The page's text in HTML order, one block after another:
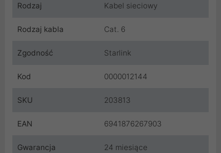
Rodzaj Kabel sieciowy
Rodzaj kabla Cat. 6
Zgodność Starlink
Kod 0000012144
SKU 203813
EAN 6941876267903
Gwarancja
24 miesiące